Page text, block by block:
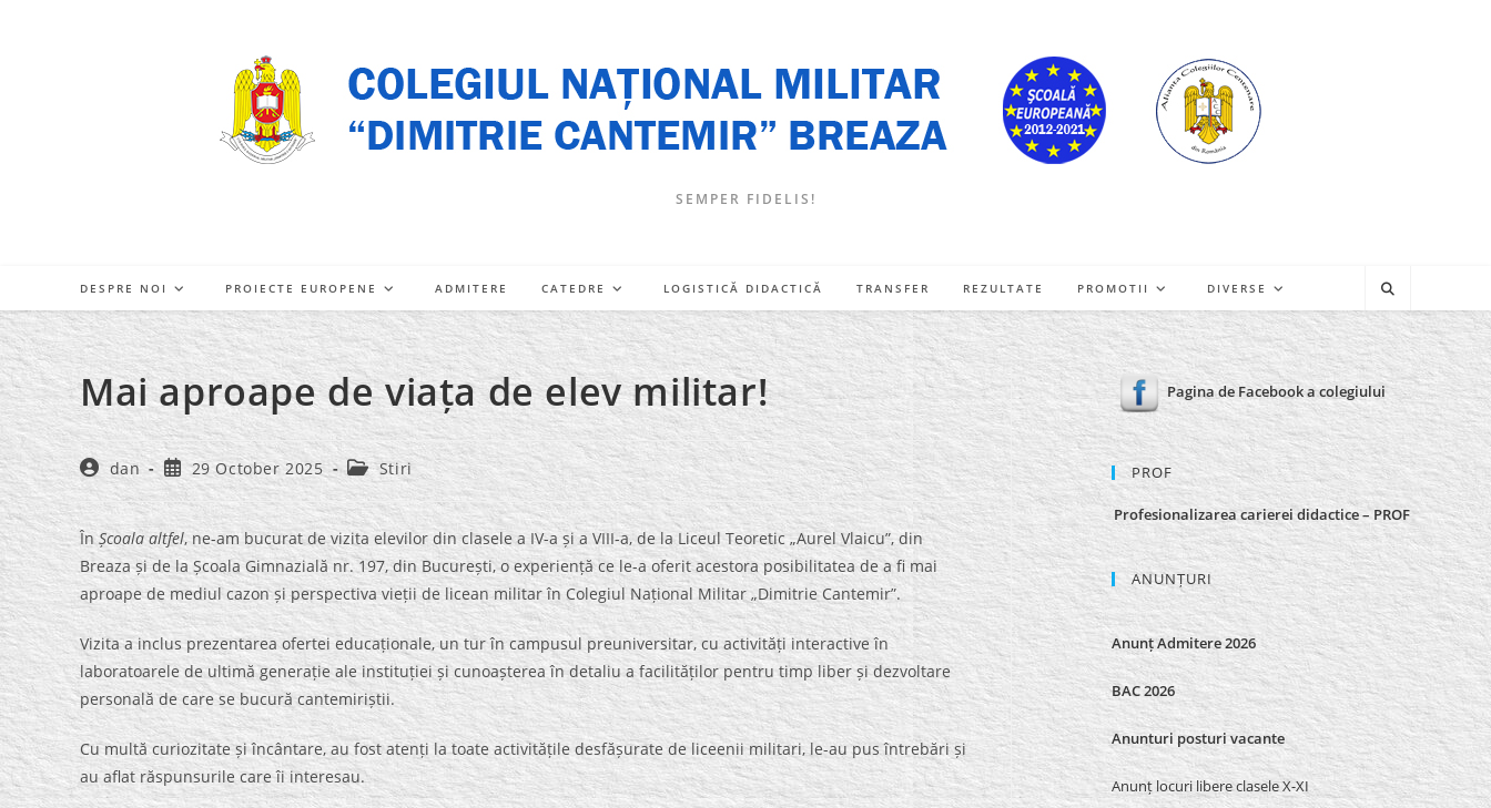
SEMPER FIDELIS!
DESPRE NOI PROIECTE EUROPENE ADMITERE CATEDRE LOGISTICĂ DIDACTICĂ TRANSFER REZULTATE PROMOTII DIVERSE
Mai aproape de viața de elev militar!
Post
author:
dan
Post
published:
29 October 2025
Post
category:
Stiri
ÎnȘcoala altfel, ne-am bucurat de vizita elevilor din clasele a IV-a și a VIII-a, de la Liceul Teoretic „Aurel Vlaicu”, din
Breaza și de la Școala Gimnazială nr. 197, din București, o experiență ce le-a oferit acestora posibilitatea de a fi mai
aproape de mediul cazon și perspectiva vieții de licean militar în Colegiul Național Militar „Dimitrie Cantemir”.
Vizita a inclus prezentarea ofertei educaționale, un tur în campusul preuniversitar, cu activități interactive în
laboratoarele de ultimă generație ale instituției și cunoașterea în detaliu a facilităților pentru timp liber și dezvoltare
personală de care se bucură cantemiriștii.
Cu multă curiozitate și încântare, au fost atenți la toate activitățile desfășurate de liceenii militari, le-au pus întrebări și
au aflat răspunsurile care îi interesau.
Pagina de Facebook a colegiului
PROF
Profesionalizarea carierei didactice – PROF
ANUNȚURI
Anunț Admitere 2026
BAC 2026
Anunturi posturi vacante
Anunț locuri libere clasele X-XI